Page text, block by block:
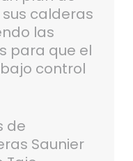
calderas
las
para que el
control
de
Saunier